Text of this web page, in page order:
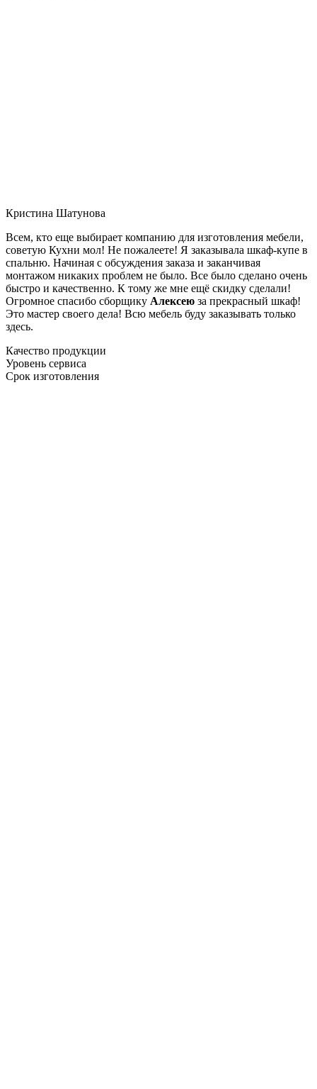
Кристина Шатунова
Всем, кто еще выбирает компанию для изготовления мебели,
советую Кухни мол! Не пожалеете! Я заказывала шкаф-купе в
спальню. Начиная с обсуждения заказа и заканчивая
монтажом никаких проблем не было. Все было сделано очень
быстро и качественно. К тому же мне ещё скидку сделали!
Огромное спасибо сборщику Алексею за прекрасный шкаф!
Это мастер своего дела! Всю мебель буду заказывать только
здесь.
Качество продукции
Уровень сервиса
Срок изготовления